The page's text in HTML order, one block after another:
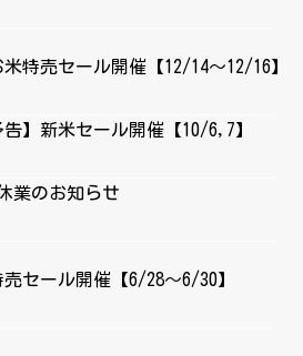
米特売セール開催【12/14～12/16】
告】新米セール開催【10/6,7】
業のお知らせ
売セール開催【6/28～6/30】